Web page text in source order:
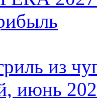
из
июнь